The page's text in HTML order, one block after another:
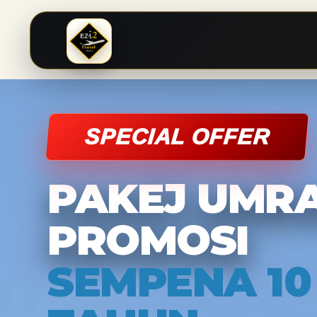
SPECIAL OFFER
PAKEJ
PROMOSI
SEMPENA 10